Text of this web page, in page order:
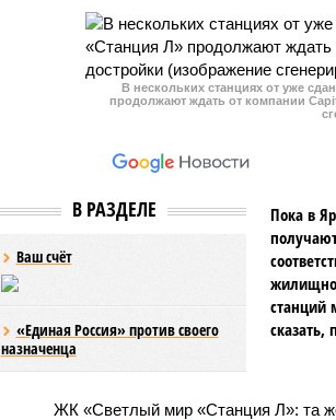
В нескольких станциях от уже
продолжают ждать от компании
В РАЗДЕЛЕ
Ваш счёт
«Единая Россия» против своего
назначенца
Пока в
станций
сказать,
ЖК «Светлый мир «Станция Л»: та